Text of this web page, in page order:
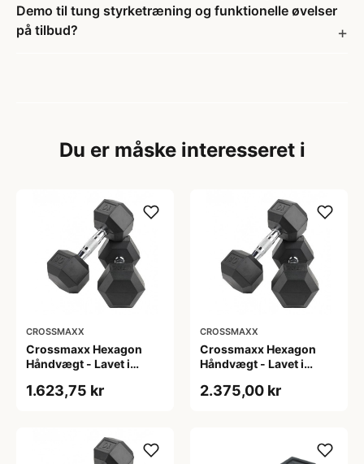
Demo til tung styrketræning og funktionelle øvelser
på tilbud?
Du er måske interesseret i
CROSSMAXX
Crossmaxx Hexagon
Håndvægt - Lavet i
gummi - Riflet håndtag
styrketræning
1.623,75 kr
CROSSMAXX
Crossmaxx Hexagon
Håndvægt - Lavet i
gummi - Riflet håndtag
2.375,00 kr